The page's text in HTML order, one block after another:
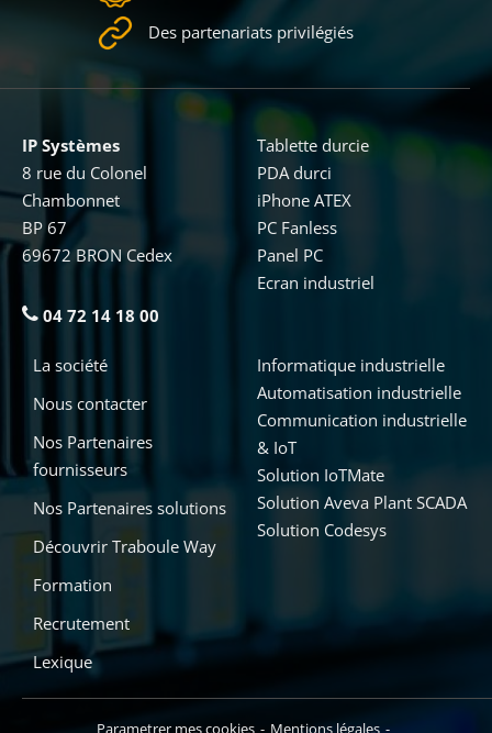
Des partenariats privilégiés
IP Systèmes
8 rue du Colonel
Chambonnet
BP 67
69672 BRON Cedex
04 72 14 18 00
Informatique industrielle
Automatisation industrielle
Communication industrielle
& IoT
Solution IoTMate
Solution Aveva Plant SCADA
Solution Codesys
Tablette durcie
PDA durci
iPhone ATEX
PC Fanless
Panel PC
Ecran industriel
La société
Nous contacter
Nos Partenaires
fournisseurs
Nos Partenaires solutions
Découvrir Traboule Way
Formation
Recrutement
Lexique
Parametrer mes cookies Mentions légales